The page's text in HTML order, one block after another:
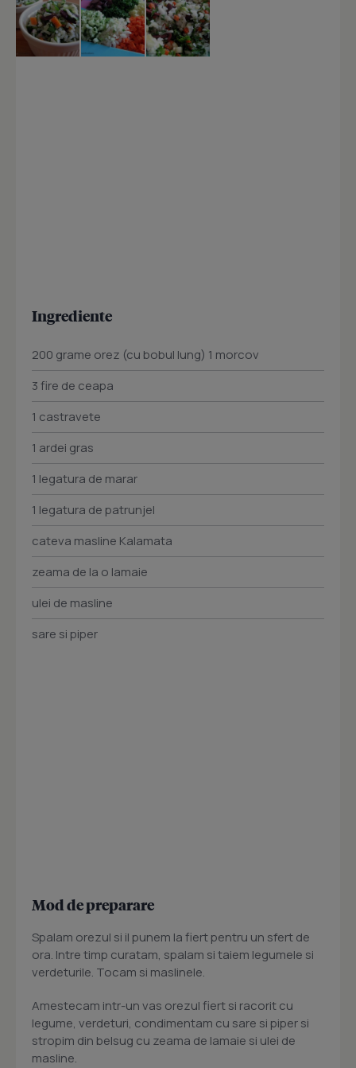
Ingrediente
200 grame orez (cu bobul lung) 1 morcov
3 fire de ceapa
1 castravete
1 ardei gras
1 legatura de marar
1 legatura de patrunjel
cateva masline Kalamata
zeama de la o lamaie
ulei de masline
sare si piper
Mod de preparare
Spalam orezul si il punem la fiert pentru un sfert de
ora. Intre timp curatam, spalam si taiem legumele si
verdeturile. Tocam si maslinele.
Amestecam intr-un vas orezul fiert si racorit cu
legume, verdeturi, condimentam cu sare si piper si
stropim din belsug cu zeama de lamaie si ulei de
masline.